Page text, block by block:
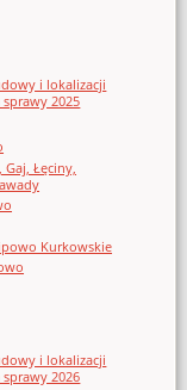
i lokalizacji
2025
Łęciny,
Kurkowskie
i lokalizacji
2026